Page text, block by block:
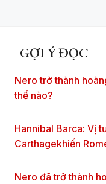
GỢI Ý ĐỌC
Nero trở thành
thế nào?
Hannibal Barca: Vị
Carthagekhiến
Nero đã trở thành